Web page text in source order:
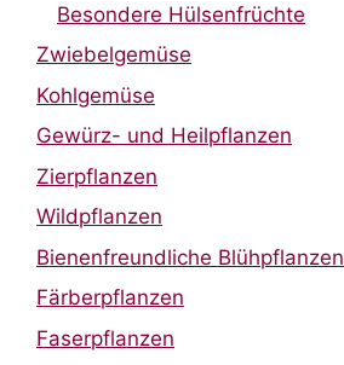
Besondere Hülsenfrüchte
Zwiebelgemüse
Kohlgemüse
Gewürz- und Heilpflanzen
Zierpflanzen
Wildpflanzen
Bienenfreundliche Blühpflanzen
Färberpflanzen
Faserpflanzen